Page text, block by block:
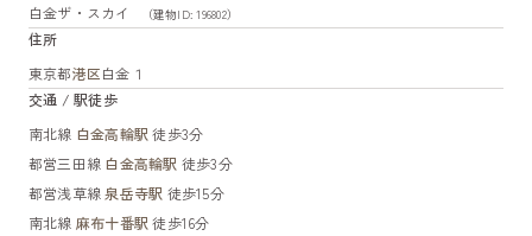
白金ザ・スカイ
（建物ID: 196802）
住所
東京都港区白金１
交通 / 駅徒歩
南北線 白金高輪駅 徒歩3分
都営三田線 白金高輪駅 徒歩3分
都営浅草線泉岳寺駅 徒歩15分
南北線 麻布十番駅 徒歩16分